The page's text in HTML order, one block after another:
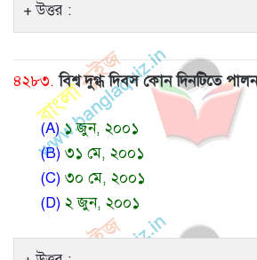
উত্তর :
৪২৮৩. বিশ্ব দুগ্ধ দিবস কোন দিনটিতে
(A)১ জুন, ২০০১
(B) ৩১ মে, ২০০১
(C) ৩০ মে, ২০০১
(D) ২ জুন, ২০০১